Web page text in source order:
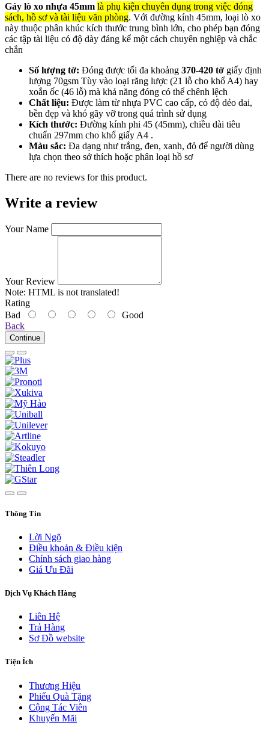
Gáy lò xo nhựa 45mm là phụ kiện chuyên dụng trong việc đóng
sách, hồ sơ và tài liệu văn phòng. Với đường kính 45mm, loại lò xo
này thuộc phân khúc kích thước trung bình lớn, cho phép bạn đóng
các tập tài liệu có độ dày đáng kể một cách chuyên nghiệp và chắc
chắn
Số lượng tờ: Đóng được tối đa khoảng 370-420 tờ giấy định
lượng 70gsm Tùy vào loại răng lược (21 lỗ cho khổ A4) hay
xoắn ốc (46 lỗ) mà khả năng đóng có thể chênh lệch
Chất liệu: Được làm từ nhựa PVC cao cấp, có độ dẻo dai,
bền đẹp và khó gãy vỡ trong quá trình sử dụng
Kích thước: Đường kính phi 45 (45mm), chiều dài tiêu
chuẩn 297mm cho khổ giấy A4 .
Màu sắc: Đa dạng như trắng, đen, xanh, đỏ để người dùng
lựa chọn theo sở thích hoặc phân loại hồ sơ
There are no reviews for this product.
Write a review
Your Name
Your Review
Note: HTML is not translated!
Rating
Bad
Good
Back
Continue
Thông Tin
Lời Ngõ
Điều khoản & Điều kiện
Chính sách giao hàng
Giá Ưu Đãi
Dịch Vụ Khách Hàng
Liên Hệ
Trả Hàng
Sơ Đồ website
Tiện Ích
Thương Hiệu
Phiếu Quà Tặng
Cộng Tác Viên
Khuyến Mãi